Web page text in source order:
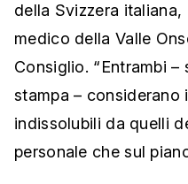
della Svizzera
medico della Valle
Consiglio. “Entrambi
stampa – considerano
indissolubili da quelli
personale che sul